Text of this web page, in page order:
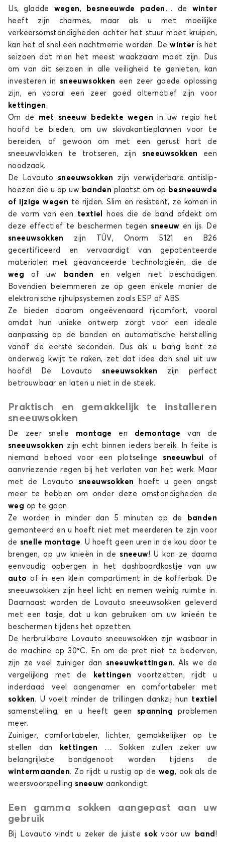
EPICA
Sneeuwsokken voor CHEVROLET EPICA
KALOS
Sneeuwsokken voor CHEVROLET KALOS
LACETTI
Sneeuwsokken voor CHEVROLET LACETTI
MALIBU
Sneeuwsokken voor CHEVROLET MALIBU
Sneeuwsokken voor CHEVROLET MATIZ
NUBIRA
Sneeuwsokken voor CHEVROLET NUBIRA
ORLANDO
Sneeuwsokken voor CHEVROLET ORLANDO
IJs, gladde wegen, besneeuwde paden … de winter
heeft zijn charmes, maar als u met moeilijke
verkeersomstandigheden achter het stuur moet kruipen,
kan het al snel een nachtmerrie worden. Dewinteris het
seizoen dat men het meest waakzaam moet zijn. Dus
om van dit seizoen in alle veiligheid te genieten, kan
investeren in sneeuwsokken een zeer goede oplossing
zijn, en vooral een zeer goed alternatief zijn voor
kettingen .
Om de met sneeuw bedekte wegenin uw regio het
hoofd te bieden, om uw skivakantieplannen voor te
bereiden, of gewoon om met een gerust hart de
sneeuwvlokken te trotseren, zijn sneeuwsokken een
noodzaak.
De Lovauto
sneeuwsokken zijn verwijderbare antislip-
hoezen die u op uw banden plaatst om op besneeuwde
of ijzige wegen te rijden. Slim en resistent, ze komen in
de vorm van een textiel
hoes die de band afdekt om
deze effectief te beschermen tegensneeuw en ijs. De
sneeuwsokken
zijn TÜV, Onorm 5121 en B26
gecertificeerd en vervaardigt van gepatenteerde
materialen met geavanceerde technologieën, die de
weg of uw banden en velgen niet beschadigen.
Bovendien belemmeren ze op geen enkele manier de
elektronische rijhulpsystemen zoals ESP of ABS.
Ze bieden daarom ongeëvenaard rijcomfort, vooral
omdat hun unieke ontwerp zorgt voor een ideale
aanpassing op de banden en automatische herstelling
vanaf de eerste seconden. Dus als u bang bent ze
onderweg kwijt te raken, zet dat idee dan snel uit uw
hoofd! De Lovauto
sneeuwsokken zijn perfect
betrouwbaar en laten u niet in de steek.
Praktisch en gemakkelijk te installeren
sneeuwsokken
De zeer snelle montage en demontagevan de
sneeuwsokken zijn echt binnen ieders bereik. In feite is
niemand behoed voor een plotselingesneeuwbuiof
aanvriezende regen bij het verlaten van het werk. Maar
met de Lovauto sneeuwsokken hoeft u geen angst
meer te hebben om onder deze omstandigheden de
weg op te gaan.
Ze worden in minder dan 5 minuten op de
banden
gemonteerd en u hoeft niet met meerderen te zijn voor
de snelle montage. U hoeft geen uren in de kou door te
brengen, op uw knieën in desneeuw! U kan ze daarna
eenvoudig opbergen in het dashboardkastje van uw
autoof in een klein compartiment in de kofferbak. De
sneeuwsokken zijn heel licht en nemen weinig ruimte in.
Daarnaast worden de Lovauto sneeuwsokken geleverd
met een tasje, dat u kan gebruiken om uw knieën te
beschermen tijdens het opzetten.
De herbruikbare Lovauto sneeuwsokken zijn wasbaar in
de machine op 30°C. En om de pret niet te bederven,
zijn ze veel zuiniger dansneeuwkettingen. Als we de
vergelijking met de
kettingen voortzetten, rijdt u
inderdaad veel aangenamer en comfortabeler met
sokken. U voelt minder de trillingen dankzij hun textiel
samenstelling, en u heeft geen spanning problemen
meer.
Zuiniger, comfortabeler, lichter, gemakkelijker op te
stellen dan
kettingen
… Sokken zullen zeker uw
belangrijkste bondgenoot worden tijdens de
wintermaanden. Zo rijdt u rustig op de weg, ook als de
weersvoorspelling sneeuwaankondigt.
Een gamma sokken aangepast aan uw
gebruik
Bij Lovauto vindt u zeker de juistesokvoor uw band !